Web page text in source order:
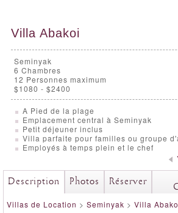
Villa Abakoi
Seminyak
6 Chambres
12 Personnes maximum
$1080 - $2400
A Pied de la plage
Emplacement central à Seminyak
Petit déjeuner inclus
Villa parfaite pour familles ou groupe
Employés à temps plein et le chef
Description Photos Réserver
Villas de Location > Seminyak > Villa